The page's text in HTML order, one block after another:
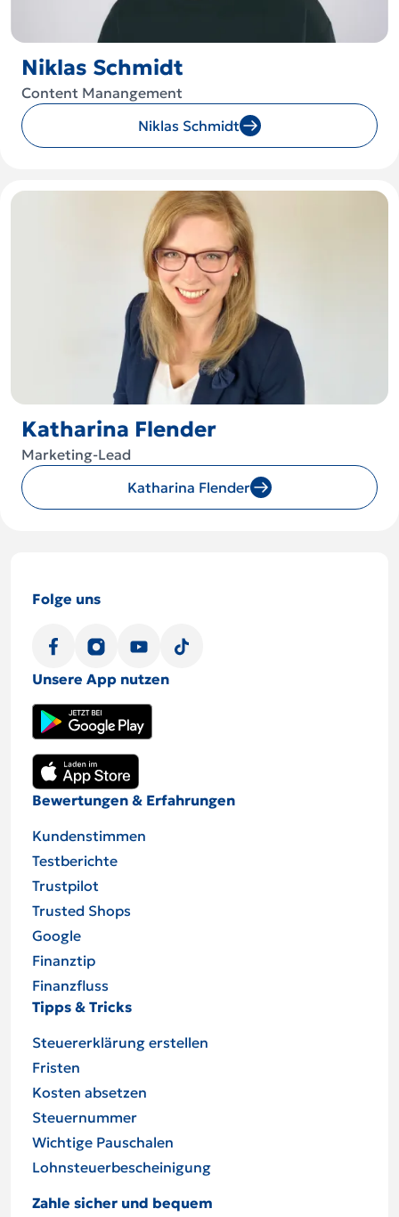
Niklas Schmidt
Content Manangement
Niklas Schmidt
Katharina Flender
Marketing-Lead
Katharina Flender
Folge uns
Unsere App nutzen
Bewertungen & Erfahrungen
Kundenstimmen
Testberichte
Trustpilot
Trusted Shops
Google
Finanztip
Finanzfluss
Tipps & Tricks
Steuererklärung erstellen
Fristen
Kosten absetzen
Steuernummer
Wichtige Pauschalen
Lohnsteuer­be­schei­ni­gung
Zahle sicher und bequem